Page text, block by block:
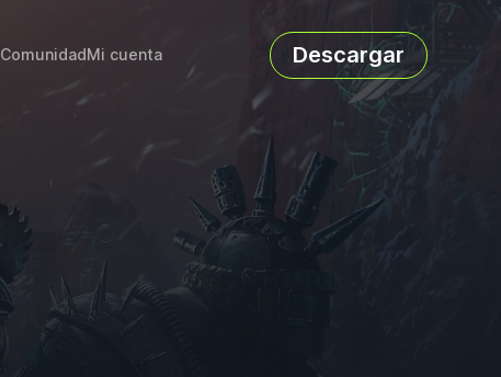
ComunidadMi cuenta Descargar